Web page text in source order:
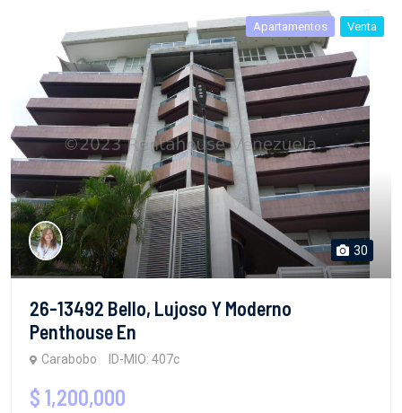
Apartamentos Venta
30
26-13492 Bello, Lujoso Y Moderno
Penthouse En
Carabobo ID-MIO: 407c
$ 1,200,000